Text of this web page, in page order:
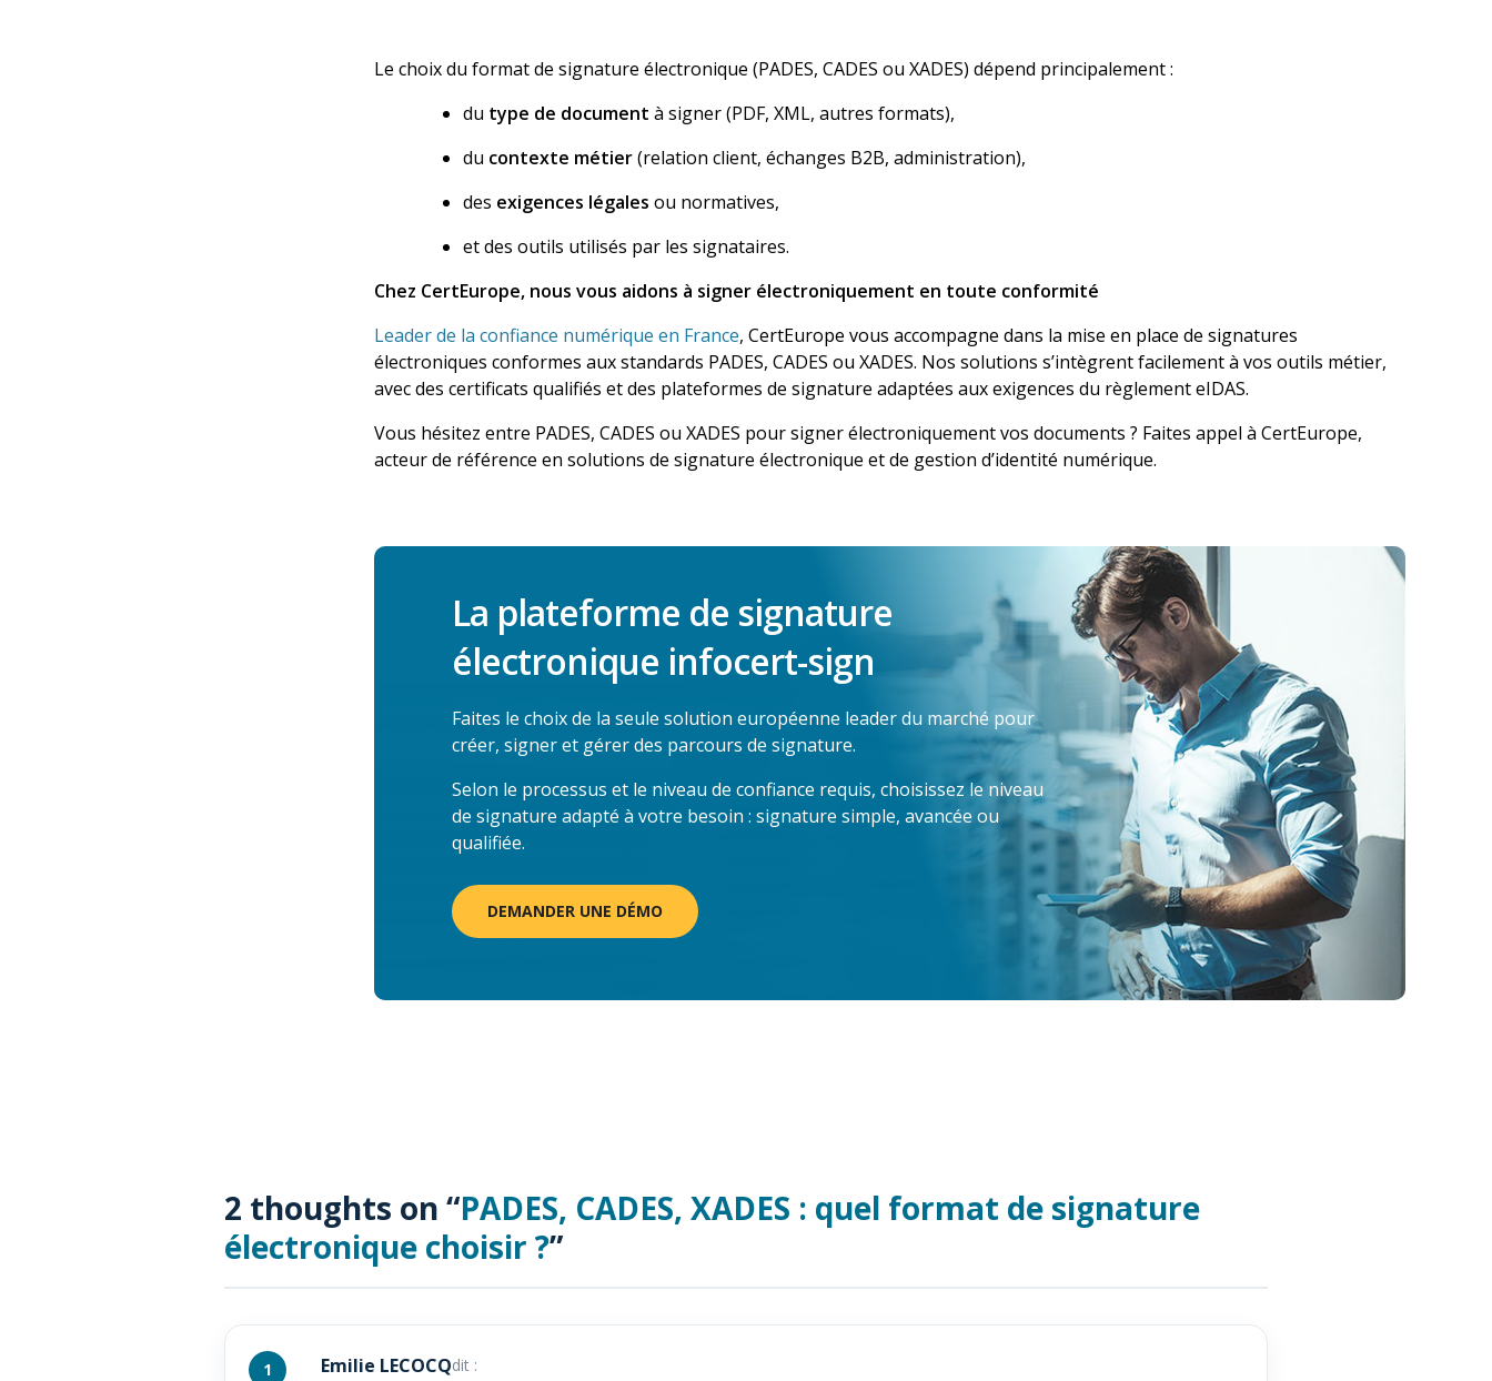
Le choix duformat de signature électronique (PADES, CADES ou XADES)dépend principalement :
du type de document à signer (PDF, XML, autres formats),
du contexte métier(relation client, échanges B2B, administration),
des exigences légales ou normatives,
et des outils utilisés par les signataires.
Chez CertEurope, nous vous aidons à signer électroniquement en toute conformité
Leader de la confiance numérique en France,CertEuropevous accompagne dans la mise en place designatures
électroniques conformes aux standards PADES, CADES ou XADES. Nos solutions s’intègrent facilement à vos outils métier,
avec des certificats qualifiés et des plateformes de signature adaptées aux exigences du règlement eIDAS.
Vous hésitez entre PADES, CADES ou XADES pour signer électroniquement vos documents ? Faites appel àCertEurope,
acteur de référence en solutions de signature électronique et de gestion d’identité numérique.
La plateforme de signature
électronique infocert-sign
Faites le choix de la seule solution européenne leader du marché pour
créer, signer et gérer des parcours de signature.
Selon le processus et le niveau de confiance requis, choisissez le niveau
de signature adapté à votre besoin : signature simple, avancée ou
qualifiée.
DEMANDER UNE DÉMO
2 thoughts on “PADES, CADES, XADES : quel format de signature
électronique choisir ?”
Emilie LECOCQdit :